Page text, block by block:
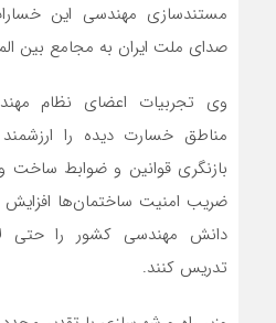
مستندسازی مهندسی این
صدای ملت ایران به مجامع بین
وی تجربیات اعضای نظام
مناطق خسارت دیده را
بازنگری قوانین و ضوابط ساخت
ضریب امنیت ساختمان‌ها افزایش
دانش مهندسی کشور را حتی
تدریس کنند.